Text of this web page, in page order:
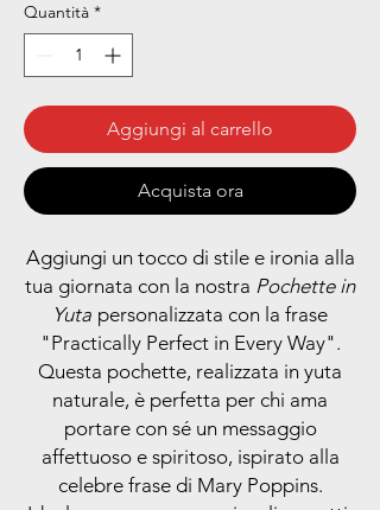
Quantità *
Aggiungi al carrello
Acquista ora
Aggiungi un tocco di stile e ironia alla
tua giornata con la nostra Pochette in
Yuta personalizzata con la frase
"Practically Perfect in Every Way".
Questa pochette, realizzata in yuta
naturale, è perfetta per chi ama
portare con sé un messaggio
affettuoso e spiritoso, ispirato alla
celebre frase di Mary Poppins.